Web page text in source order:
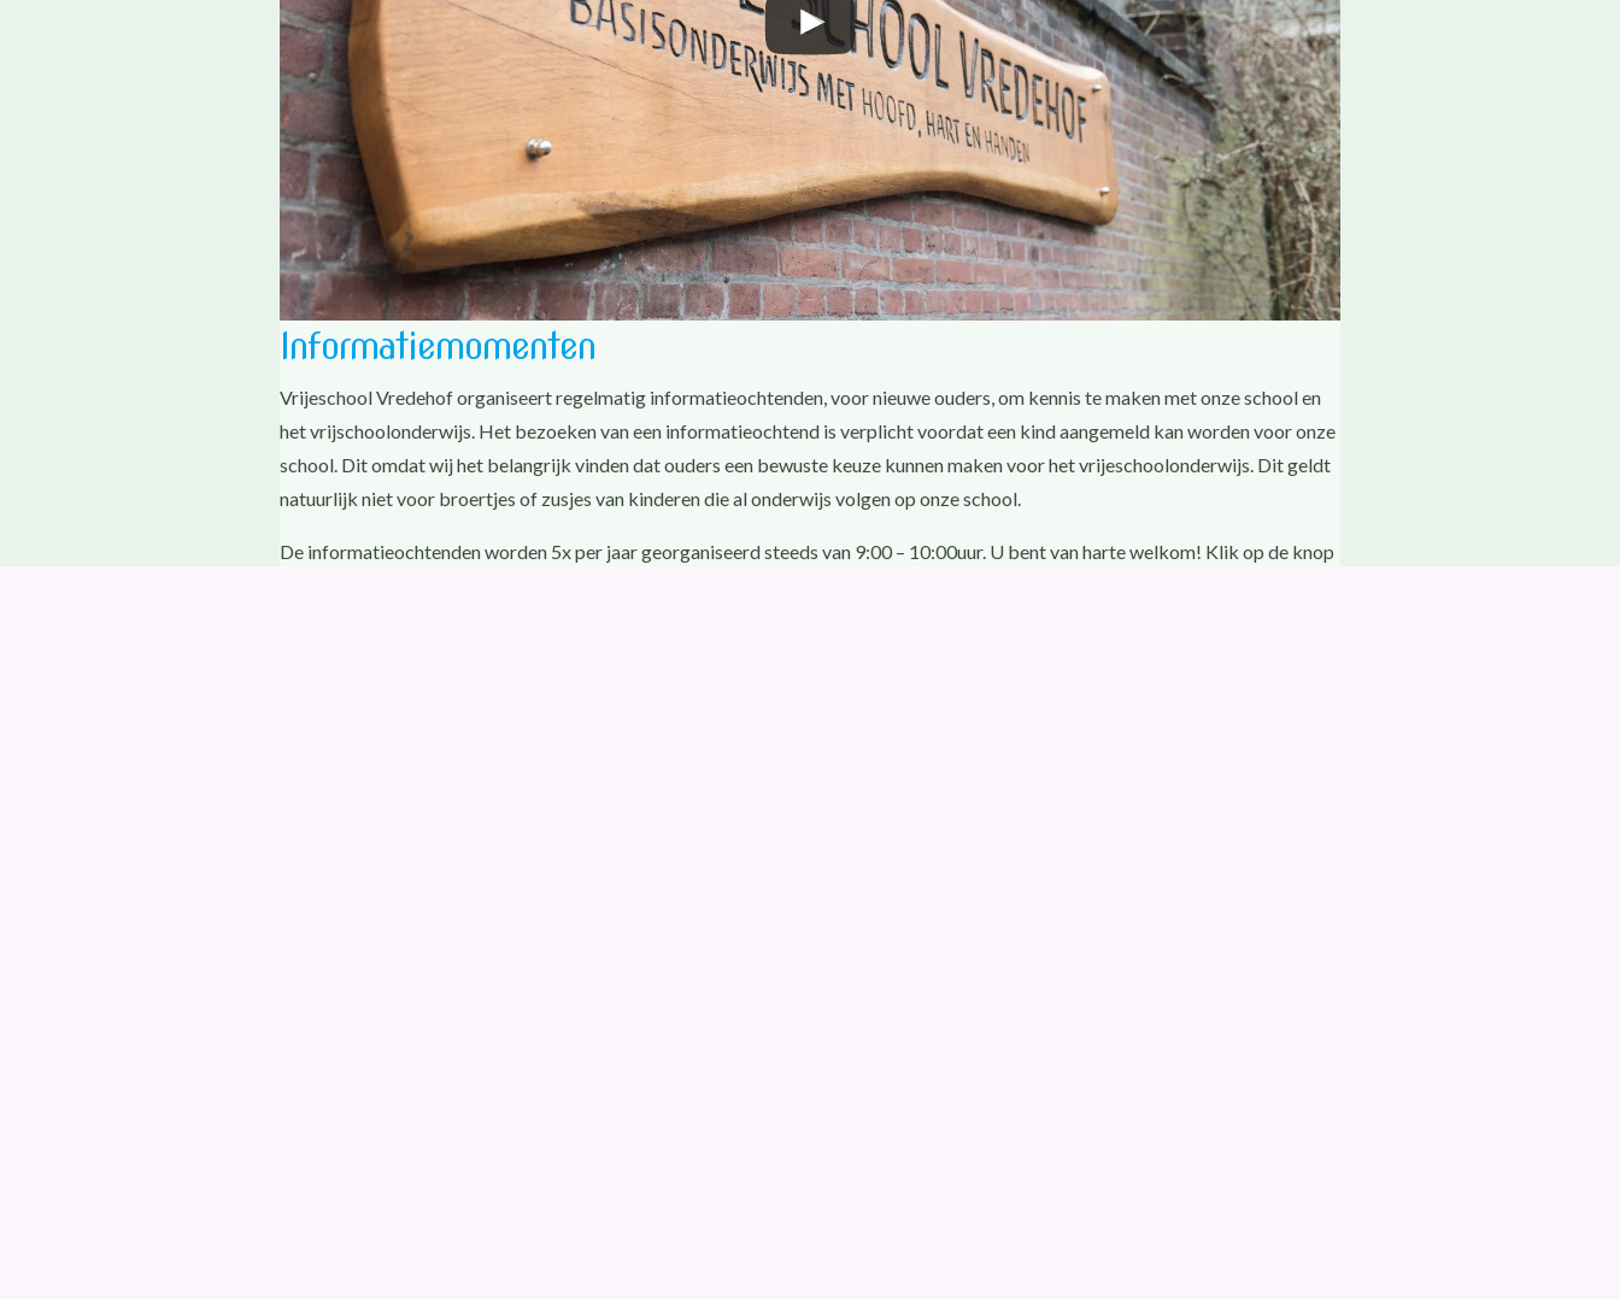
Informatiemomenten
Vrijeschool Vredehof organiseert regelmatig informatieochtenden, voor nieuwe ouders, om kennis te maken met onze school en
het vrijschoolonderwijs. Het bezoeken van een informatieochtend is verplicht voordat een kind aangemeld kan worden voor onze
school. Dit omdat wij het belangrijk vinden dat ouders een bewuste keuze kunnen maken voor het vrijeschoolonderwijs. Dit geldt
natuurlijk niet voor broertjes of zusjes van kinderen die al onderwijs volgen op onze school.
De informatieochtenden worden 5x per jaar georganiseerd steeds van 9:00 – 10:00uur. U bent van harte welkom! Klik op de knop